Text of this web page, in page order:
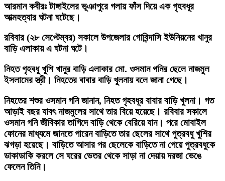
আরমান কবীরঃটাঙ্গাইলের ভূঞাপুরে গলায় ফাঁস দিয়ে এক গৃহবধূর
আত্মহত্যার ঘটনা ঘটেছে।
রবিবার (২৮ সেপ্টেম্বর) সকালে উপজেলার গোবিন্দাসি ইউনিয়নের খানুর
বাড়ি এলাকায় এ ঘটনা ঘটে।
নিহত গৃহবধু খুশি খানুর বাড়ি এলাকার মো. ওসমান গনির ছেলে নাজমুল
ইসলামের স্ত্রী। নিহতের বাবার বাড়ি খুলনায় বলে জানা গেছে।
নিহতের শশুর ওসমান গনি জানান, নিহত গৃহবধূর বাবার বাড়ি খুলনা। গত
আড়াই বছর যাবৎ নাজমুলের সাথে তার বিয়ে হয়েছে। রবিবার সকালে
ওসমান গনি জীবিকার তাগিদে বাড়ি থেকে বেরিয়ে যান। পরে মোবাইল
ফোনের মাধ্যমে জানতে পারেন বাড়িতে তার ছেলের সাথে পুত্রবধু খুশির
ঝগড়া হয়েছে। বাড়িতে আসার পর ছেলেকে বাড়িতে না পেয়ে পুত্রবধুকে
ডাকাডাকি করলে সে ঘরের ভেতর থেকে সাড়া না দেয়ায় দরজা ভেঙে
ফেলেন তিনি।